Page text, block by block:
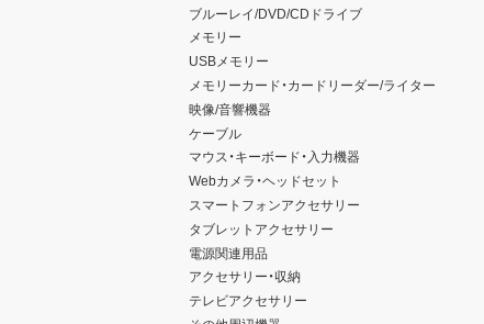
ブルーレイ/DVD/CDドライブ
メモリー
USBメモリー
メモリーカード・カードリーダー/ライター
映像/音響機器
ケーブル
マウス・キーボード・入力機器
Webカメラ・ヘッドセット
スマートフォンアクセサリー
タブレットアクセサリー
電源関連用品
アクセサリー・収納
テレビアクセサリー